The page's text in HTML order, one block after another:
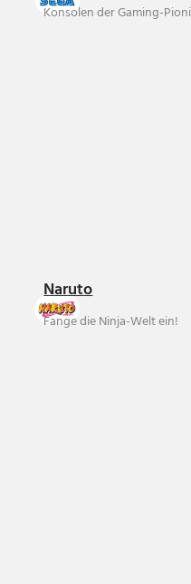
Konsolen der Gaming-
Naruto
Fange die Ninja-Welt ein!